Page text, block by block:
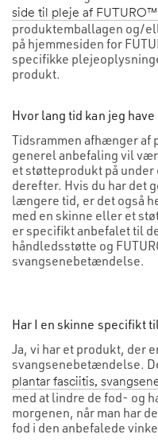
side til pleje af
produktemballagen og/
på hjemmesiden for
specifikke
produkt.
Hvor lang tid kan jeg
Tidsrammen afhænger af
generel anbefaling vil
et støtteprodukt på
derefter. Hvis du har det
længere tid, er det også
med en skinne eller et
er specifikt anbefalet til
håndledsstøtte og
svangsenebetændelse.
Har I en skinne specifikt
Ja, vi har et produkt, der
svangsenebetændelse.
plantar fasciitis,
med at lindre de fod- og
morgenen, når man har
fod i den anbefalede